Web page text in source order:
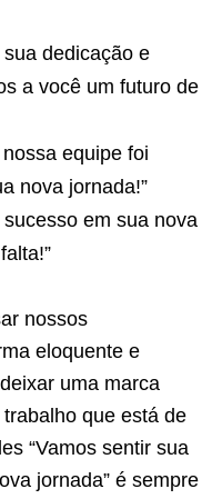
dedicação e
a você um futuro de
equipe foi
nova jornada!”
em sua nova
nossos
eloquente e
uma marca
que está de
“Vamos sentir sua
jornada” é sempre